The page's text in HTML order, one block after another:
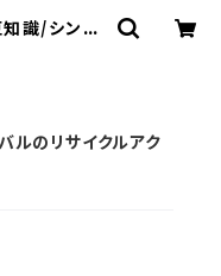
識/シンバ
のリサイクルアク